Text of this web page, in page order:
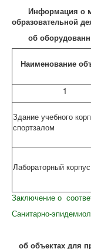
Информация о
образовательной
об
Наименование
1
Здание учебного
спортзалом
Лабораторный корпус
Заключение о
Санитарно-
об объектах для